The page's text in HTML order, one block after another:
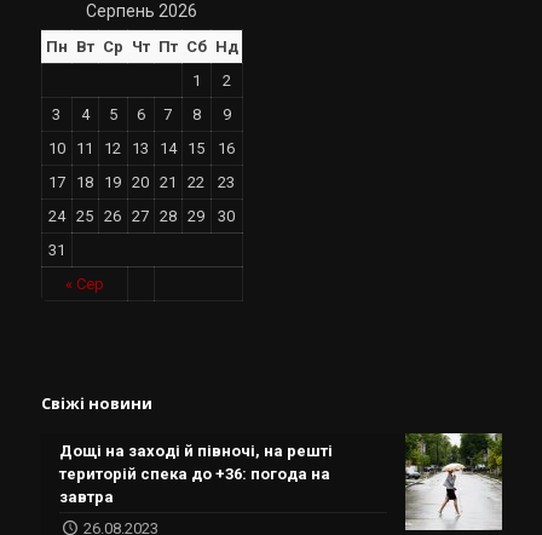
Серпень 2026
Пн Вт Ср Чт Пт Сб Нд
« Сер
1
2
3
4 5 6 7 8
9
10
11 12 13 14 15
16
17
18 19 20 21 22
23
24
25 26 27 28 29
30
31
Свіжі новини
Дощі на заході й півночі, на решті
територій спека до +36: погода на
завтра
26.08.2023